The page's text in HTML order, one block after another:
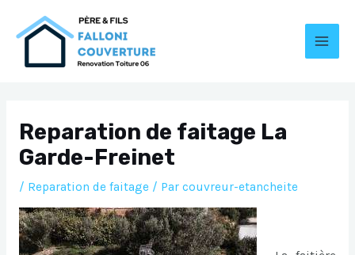
Reparation de faitage La
Garde-Freinet
/ Reparation de faitage/ Par couvreur-etancheite